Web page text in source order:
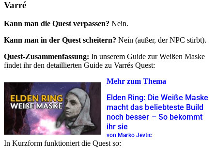
Varré
Kann man die Quest verpassen? Nein.
Kann man in der Quest scheitern? Nein (außer, der NPC stirbt).
Quest-Zusammenfassung: In unserem Guide zur Weißen Maske
findet ihr den detaillierten Guide zu Varrés Quest:
Mehr zum Thema
Elden Ring: Die Weiße Maske
macht das beliebteste Build
noch besser – So bekommt
ihr sie
von Marko Jevtic
In Kurzform funktioniert die Quest so: